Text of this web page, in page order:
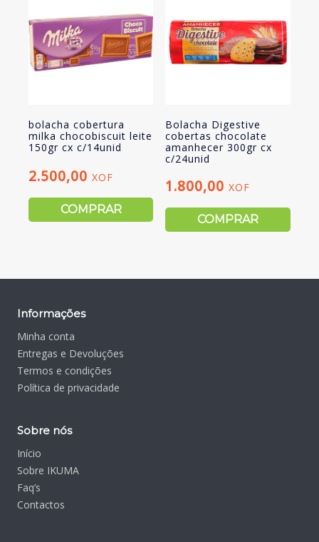
bolacha cobertura
milka chocobiscuit leite
150gr cx c/14unid
2.500,00 XOF
COMPRAR
Bolacha Digestive
cobertas chocolate
amanhecer 300gr cx
c/24unid
1.800,00XOF
COMPRAR
Informações
Minha conta
Entregas e Devoluções
Termos e condições
Política de privacidade
Sobre nós
Início
Sobre IKUMA
Faq’s
Contactos